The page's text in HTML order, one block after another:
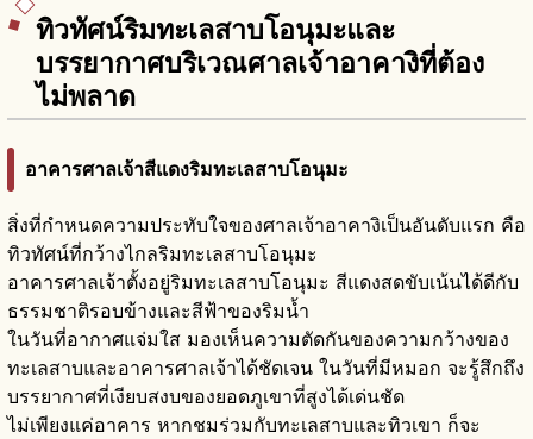
ทิวทัศน์ริมทะเลสาบโอนุมะและ
บรรยากาศบริเวณศาลเจ้าอาคางิที่ต้อง
ไม่พลาด
อาคารศาลเจ้าสีแดงริมทะเลสาบโอนุมะ
สิ่งที่กำหนดความประทับใจของศาลเจ้าอาคางิเป็นอันดับแรก คือ
ทิวทัศน์ที่กว้างไกลริมทะเลสาบโอนุมะ
อาคารศาลเจ้าตั้งอยู่ริมทะเลสาบโอนุมะ สีแดงสดขับเน้นได้ดีกับ
ธรรมชาติรอบข้างและสีฟ้าของริมน้ำ
ในวันที่อากาศแจ่มใส มองเห็นความตัดกันของความกว้างของ
ทะเลสาบและอาคารศาลเจ้าได้ชัดเจน ในวันที่มีหมอก จะรู้สึกถึง
บรรยากาศที่เงียบสงบของยอดภูเขาที่สูงได้เด่นชัด
ไม่เพียงแค่อาคาร หากชมร่วมกับทะเลสาบและทิวเขา ก็จะ